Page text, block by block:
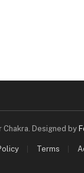
Designed by
Terms